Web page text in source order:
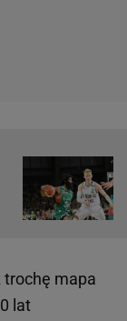
trochę mapa
lat